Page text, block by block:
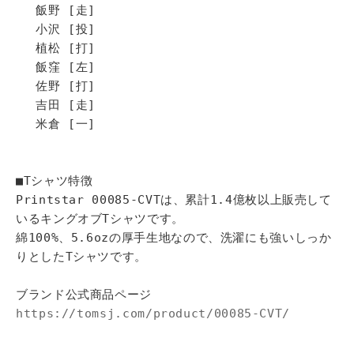
飯野 [走]
小沢 [投]
植松 [打]
飯窪 [左]
佐野 [打]
吉田 [走]
米倉 [一]
■Tシャツ特徴
Printstar 00085-CVTは、累計1.4億枚以上販売して
いるキングオブTシャツです。
綿100%、5.6ozの厚手生地なので、洗濯にも強いしっか
りとしたTシャツです。
ブランド公式商品ページ
https://tomsj.com/product/00085-CVT/